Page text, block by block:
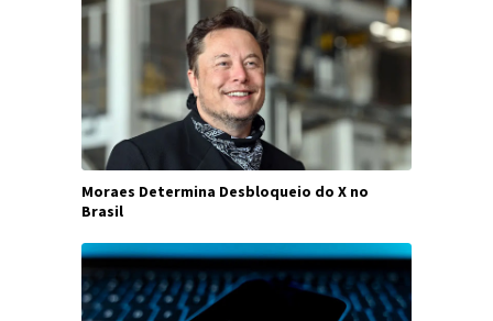
Moraes Determina Desbloqueio do X no
Brasil